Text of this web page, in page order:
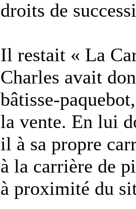
droits de
Il restait « La
Charles avait
bâtisse-
la vente. En lui
il à sa propre
à la carrière de
à proximité du